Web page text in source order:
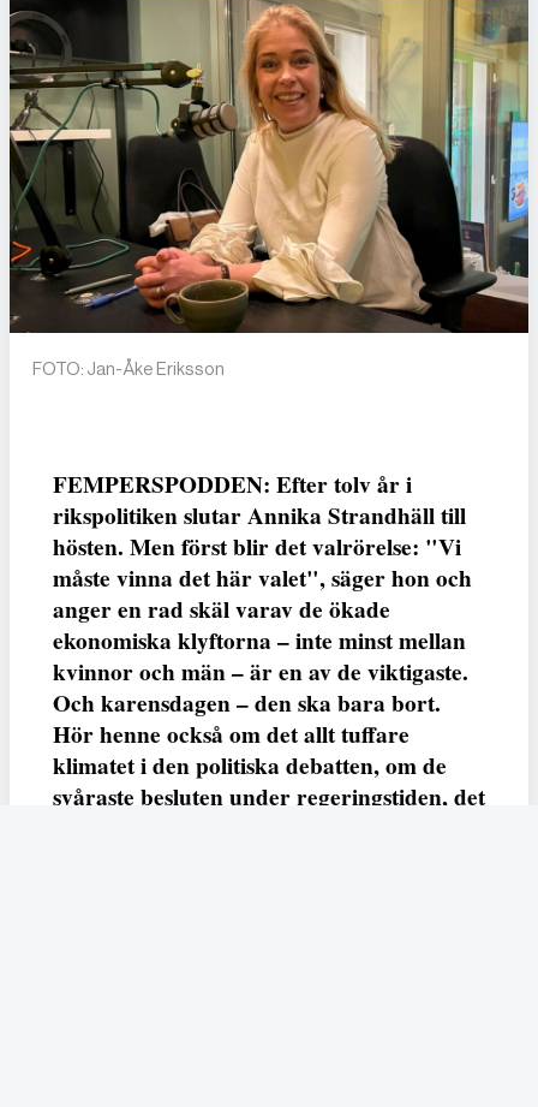
FOTO: Jan-Åke Eriksson
FEMPERSPODDEN: Efter tolv år i
rikspolitiken slutar Annika Strandhäll till
hösten. Men först blir det valrörelse: "Vi
måste vinna det här valet", säger hon och
anger en rad skäl varav de ökade
ekonomiska klyftorna – inte minst mellan
kvinnor och män – är en av de viktigaste.
Och karensdagen – den ska bara bort.
Hör henne också om det allt tuffare
klimatet i den politiska debatten, om de
svåraste besluten under regeringstiden, det